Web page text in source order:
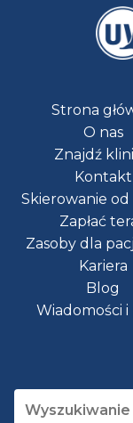
Strona
O nas
Znajdź
Kontakt
Skierowanie
Zapłać
Zasoby dla
Kariera
Blog
Wiadomości i